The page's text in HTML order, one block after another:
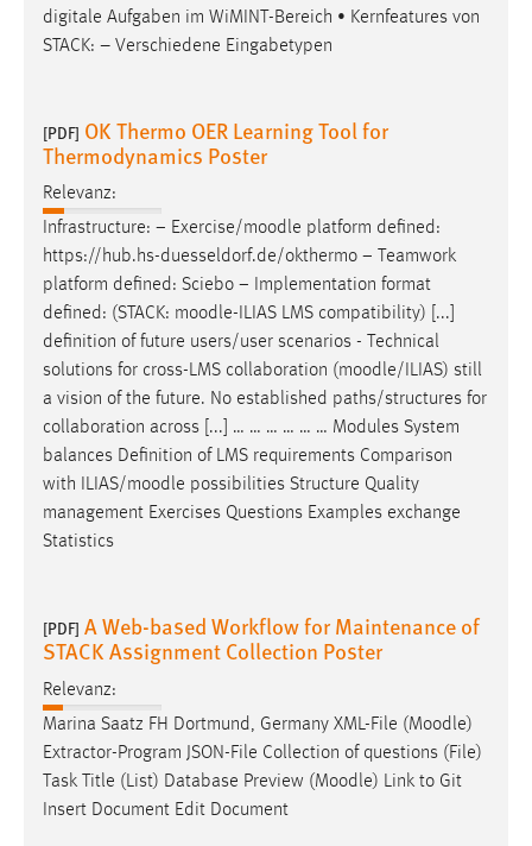
digitale Aufgaben im WiMINT-Bereich • Kernfeatures von
STACK: – Verschiedene Eingabetypen
[PDF] OK Thermo OER Learning Tool for
Thermodynamics Poster
Relevanz:
Infrastructure: − Exercise/moodle platform defined:
https://hub.hs-duesseldorf.de/okthermo − Teamwork
platform defined: Sciebo − Implementation format
defined: (STACK: moodle-ILIAS LMS compatibility) [...]
definition of future users/user scenarios - Technical
solutions for cross-LMS collaboration (moodle/ILIAS) still
a vision of the future. No established paths/structures for
collaboration across [...] … … … … … … Modules System
balances Definition of LMS requirements Comparison
with ILIAS/moodle possibilities Structure Quality
management Exercises Questions Examples exchange
Statistics
[PDF] A Web-based Workflow for Maintenance of
STACK Assignment Collection Poster
Relevanz:
Marina Saatz FH Dortmund, Germany XML-File (Moodle)
Extractor-Program JSON-File Collection of questions (File)
Task Title (List) Database Preview (Moodle) Link to Git
Insert Document Edit Document